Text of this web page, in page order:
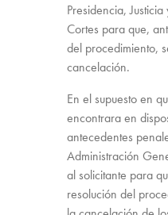
Presidencia,
Cortes para que,
del procedimiento,
cancelación.
En el supuesto en
encontrara en
antecedentes
Administración
al solicitante para
resolución del